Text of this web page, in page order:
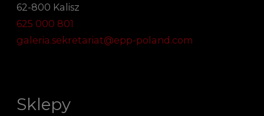
62-800 Kalisz
625 000 801
galeria.sekretariat@epp-poland.com
Sklepy